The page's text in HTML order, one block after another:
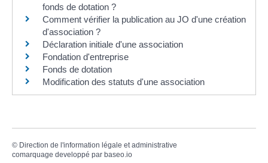
fonds de dotation ?
Comment vérifier la publication au JO d'une création
d'association ?
Déclaration initiale d'une association
Fondation d'entreprise
Fonds de dotation
Modification des statuts d'une association
© Direction de l'information légale et administrative
comarquage developpé par baseo.io